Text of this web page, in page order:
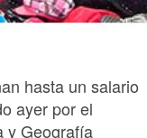
hasta un salario
ayer por el
y Geografía